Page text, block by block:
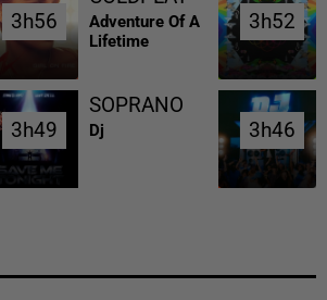
3h56
3h56
Adventure Of A
Lifetime
3h52
3h52
3h49
3h49
SOPRANO
Dj 3h46
3h46